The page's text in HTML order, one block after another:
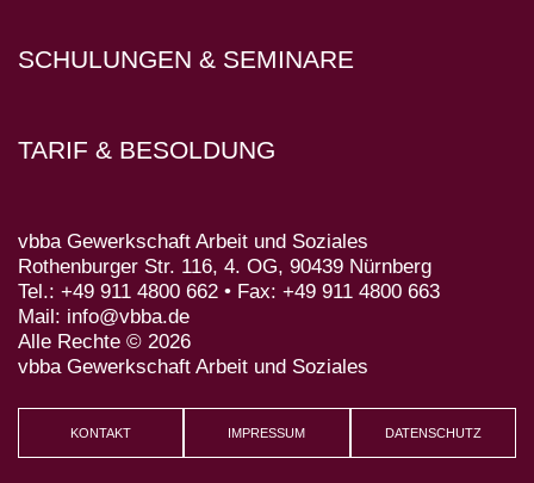
SCHULUNGEN & SEMINARE
TARIF & BESOLDUNG
vbba Gewerkschaft Arbeit und Soziales
Rothenburger Str. 116, 4. OG, 90439 Nürnberg
Tel.: +49 911 4800 662 • Fax: +49 911 4800 663
Mail: info@vbba.de
Alle Rechte © 2026
vbba Gewerkschaft Arbeit und Soziales
KONTAKT IMPRESSUM DATENSCHUTZ